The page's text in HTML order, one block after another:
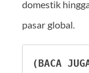
domestik
pasar global.
(BACA